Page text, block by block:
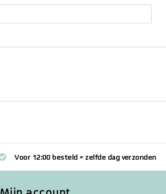
Voor 12:00 besteld = zelfde dag verzonden